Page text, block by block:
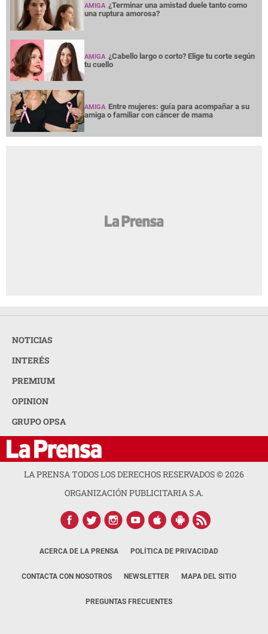
AMIGA ¿Terminar una amistad duele tanto como
una ruptura amorosa?
AMIGA ¿Cabello largo o corto? Elige tu corte según
tu cuello
AMIGA Entre mujeres: guía para acompañar a su
amiga o familiar con cáncer de mama
NOTICIAS
INTERÉS
PREMIUM
OPINION
GRUPO OPSA
LA PRENSA TODOS LOS DERECHOS RESERVADOS ©2026
ORGANIZACIÓN PUBLICITARIA S.A.
ACERCA DE LA PRENSA POLÍTICA DE PRIVACIDAD
CONTACTA CON NOSOTROS NEWSLETTER MAPA DEL SITIO
PREGUNTAS FRECUENTES